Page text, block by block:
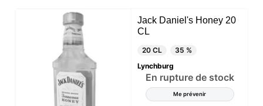
Jack Daniel's Honey 20
CL
20 CL
35 %
Lynchburg
En rupture de stock
Me prévenir